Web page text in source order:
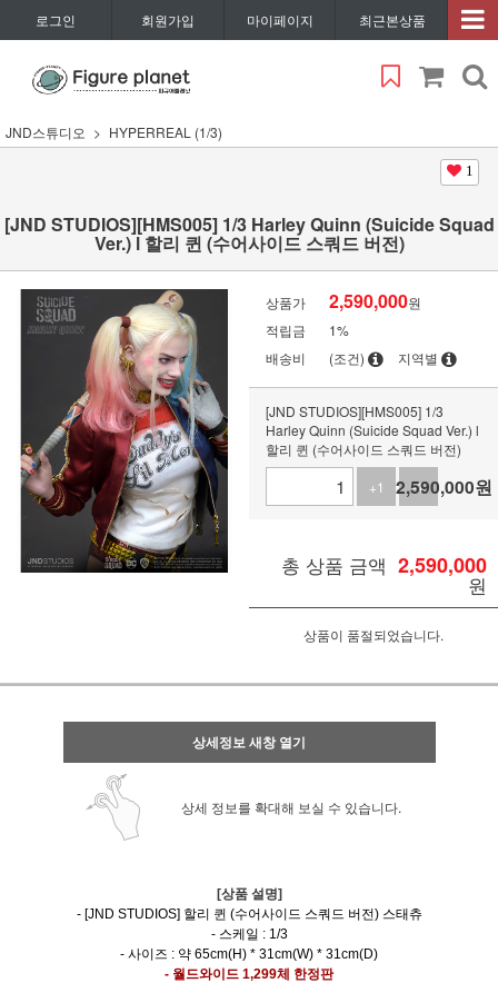
로그인 회원가입 마이페이지 최근본상품
JND스튜디오 HYPERREAL (1/3)
1
[JND STUDIOS][HMS005] 1/3 Harley Quinn (Suicide Squad
Ver.) l 할리 퀸 (수어사이드 스쿼드 버전)
상품가 2,590,000원
적립금
1%
배송비
(조건) 지역별
[JND STUDIOS][HMS005] 1/3
Harley Quinn (Suicide Squad Ver.) l
할리 퀸 (수어사이드 스쿼드 버전)
+1
-1
2,590,000원
총 상품 금액 2,590,000
원
상품이 품절되었습니다.
상세정보 새창 열기
상세 정보를 확대해 보실 수 있습니다.
[상품 설명]
- [JND STUDIOS] 할리 퀸 (수어사이드 스쿼드 버전) 스태츄
- 스케일 : 1/3
- 사이즈 : 약 65cm(H) * 31cm(W) * 31cm(D)
- 월드와이드 1,299체 한정판